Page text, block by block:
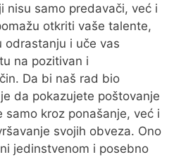
nisu samo predavači, već i
otkriti vaše talente,
odrastanju i uče vas
na pozitivan i
Da bi naš rad bio
da pokazujete poštovanje
samo kroz ponašanje, već i
svojih obveza. Ono
jedinstvenom i posebno